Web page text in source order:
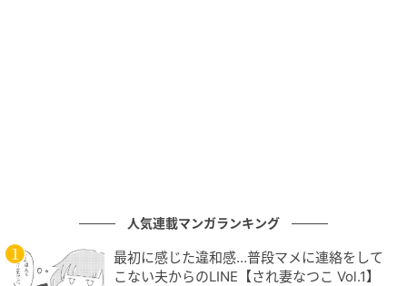
人気連載マンガランキング
最初に感じた違和感…普段マメに連絡をして
こない夫からのLINE【され妻なつこ Vol.1】